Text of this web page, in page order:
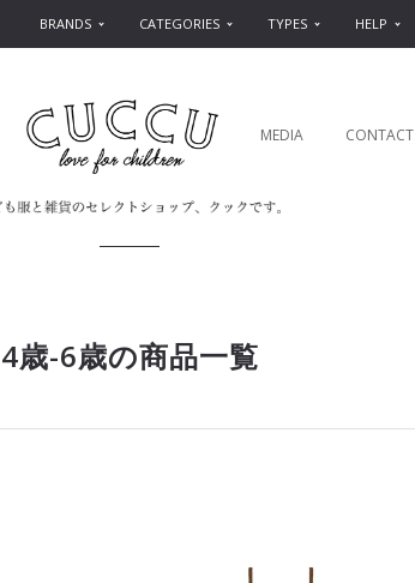
BRANDS CATEGORIES TYPES HELP
MEDIA CONTACT
4歳-6歳の商品一覧